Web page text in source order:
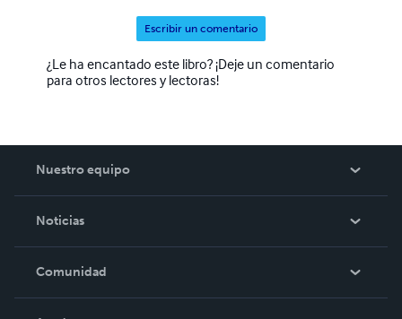
Escribir un comentario
¿Le ha encantado este libro? ¡Deje un comentario
para otros lectores y lectoras!
Nuestro equipo
Acerca de nosotros
Noticias
En las noticias
Comunidad